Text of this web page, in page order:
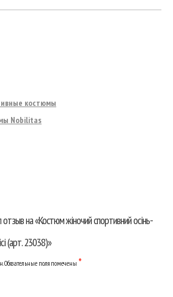
костюмы
Nobilitas
на «Костюм жіночий спортивний осінь-
(арт. 23038)»
Обязательные поля помечены *